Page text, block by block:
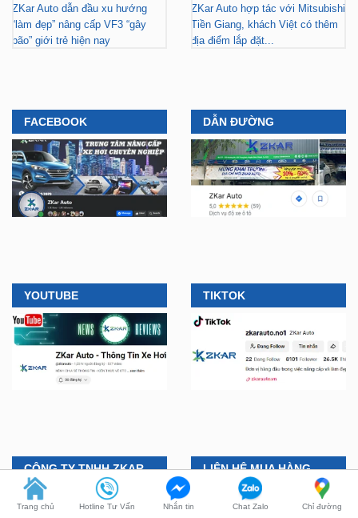
ZKar Auto dẫn đầu xu hướng
“làm đẹp” nâng cấp VF3 “gây
bão” giới trẻ hiện nay
ZKar Auto hợp tác với Mitsubishi
Tiền Giang, khách Việt có thêm
địa điểm lắp đặt...
FACEBOOK DẪN ĐƯỜNG
YOUTUBE TIKTOK
CÔNG TY TNHH ZKAR
AUTO
LIÊN HỆ MUA HÀNG
Lắp đặt tận nơi, tại nhà
Trang chủ Hotline Tư Vấn Nhắn tin Chat Zalo Chỉ đường